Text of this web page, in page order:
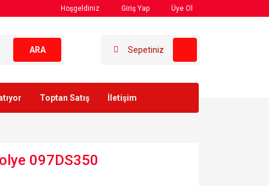
Hoşgeldiniz Giriş Yap Üye Ol
ARA Sepetiniz
Toptan Satış İletişim
097DS350